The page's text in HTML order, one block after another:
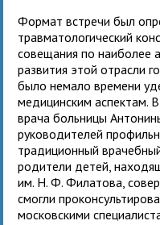
Формат встречи был
травматологический
совещания по наиболее
развития этой отрасли
было немало времени
медицинским аспектам.
врача больницы
руководителей
традиционный
родители детей,
им. Н. Ф. Филатова,
смогли
московскими